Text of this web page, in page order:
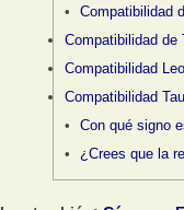
Compatibilidad
Compatibilidad de
Compatibilidad
Compatibilidad
Con qué signo
¿Crees que la